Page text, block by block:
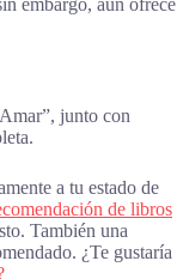
embargo, aún ofrece
junto con
a tu estado de
de libros
También una
¿Te gustaría